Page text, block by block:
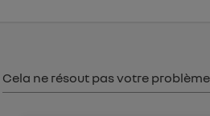
Cela ne résout pas votre
personnelles